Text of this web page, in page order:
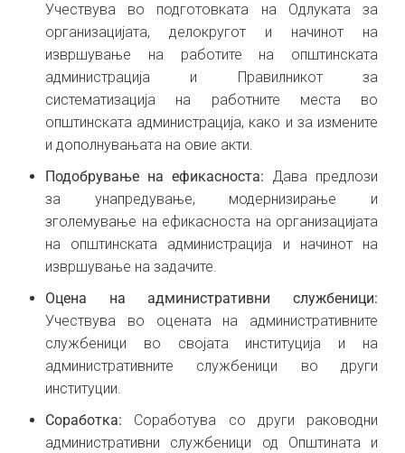
Учествува во подготовката на Одлуката за
организацијата, делокругот и начинот на
извршување на работите на општинската
администрација и Правилникот за
систематизација на работните места во
општинската администрација, како и за измените
и дополнувањата на овие акти.
Подобрување на ефикасноста: Дава предлози
за унапредување, модернизирање и
зголемување на ефикасноста на организацијата
на општинската администрација и начинот на
извршување на задачите.
Оцена на административни службеници:
Учествува во оцената на административните
службеници во својата институција и на
административните службеници во други
институции.
Соработка: Соработува со други раководни
административни службеници од Општината и